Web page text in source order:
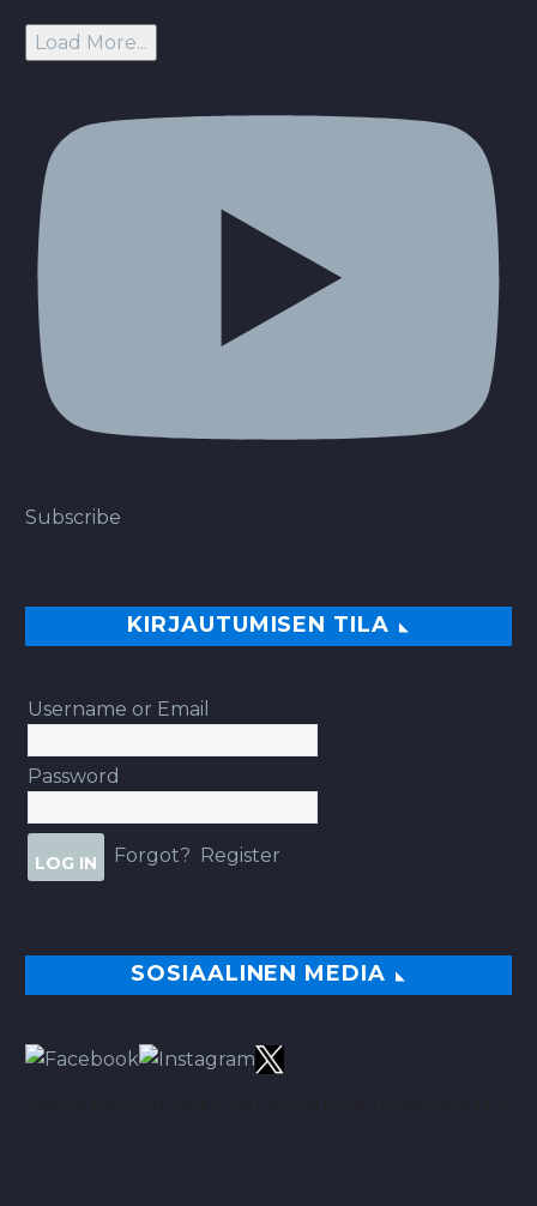
Load More...
Subscribe
KIRJAUTUMISEN TILA
Username or Email
Password
Forgot? Register
SOSIAALINEN MEDIA